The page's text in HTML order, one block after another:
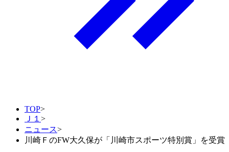
TOP>
Ｊ１ >
ニュース>
川崎ＦのFW大久保が「川崎市スポーツ特別賞」を受賞